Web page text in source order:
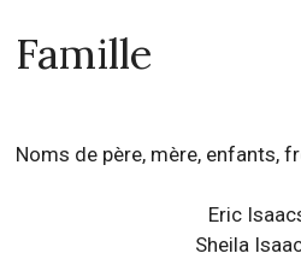
Famille
Noms de père, mère, enfants,
Eric
Sheila